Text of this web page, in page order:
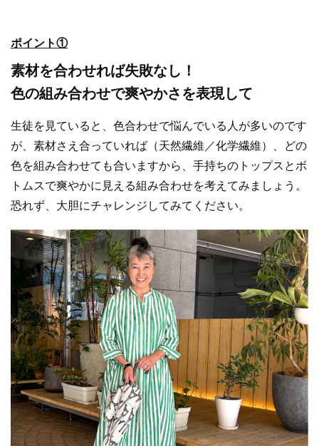
ポイント①
素材を合わせれば失敗なし！
色の組み合わせで爽やかさを表現して
生徒を見ていると、色合わせで悩んでいる人が多いのです
が、素材さえ合っていれば（天然繊維／化学繊維）、どの
色を組み合わせても合いますから、手持ちのトップスとボ
トムスで爽やかに見える組み合わせを考えてみましょう。
恐れず、大胆にチャレンジしてみてください。